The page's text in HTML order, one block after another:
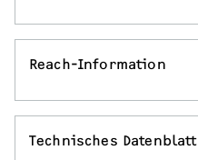
Reach-Information
Technisches Datenblatt